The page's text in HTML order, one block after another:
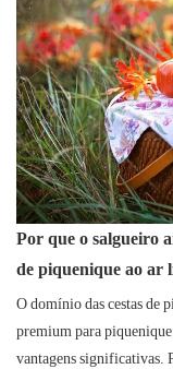
Por que o salgueiro
de piquenique ao ar
O domínio das cestas de
premium para
vantagens significativas.